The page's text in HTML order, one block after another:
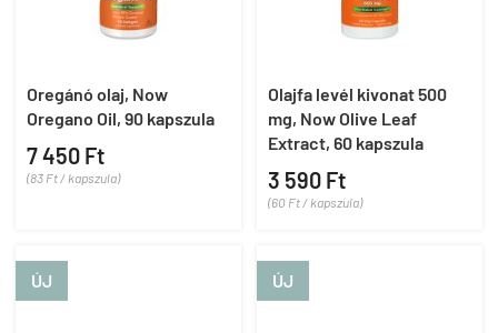
Oregánó olaj, Now
Oregano Oil, 90 kapszula
7 450 Ft
(83 Ft / kapszula)
Olajfa levél kivonat 500
mg, Now Olive Leaf
Extract, 60 kapszula
3 590 Ft
(60 Ft / kapszula)
ÚJ ÚJ